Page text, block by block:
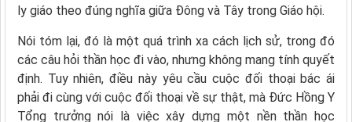
ly giáo theo đúng nghĩa giữa Đông và Tây trong Giáo hội.
Nói tóm lại, đó là một quá trình xa cách lịch sử, trong đó
các câu hỏi thần học đi vào, nhưng không mang tính quyết
định. Tuy nhiên, điều này yêu cầu cuộc đối thoại bác ái
phải đi cùng với cuộc đối thoại về sự thật, mà Đức Hồng Y
Tổng trưởng nói là việc xây dựng một nền thần học